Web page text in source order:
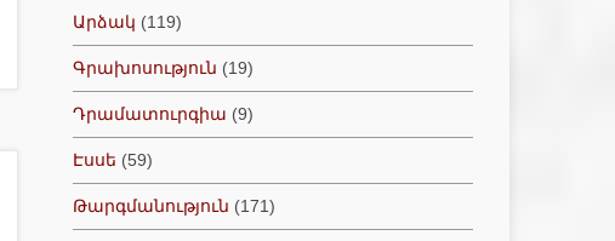
Արձակ (119)
Գրախոսություն (19)
Դրամատուրգիա (9)
Էսսե (59)
Թարգմանություն (171)